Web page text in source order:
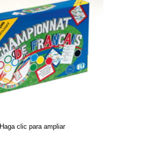
Haga clic para ampliar